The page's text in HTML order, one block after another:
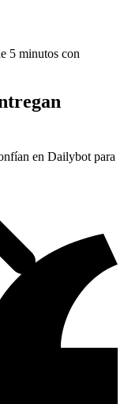
5 minutos con
en Dailybot para